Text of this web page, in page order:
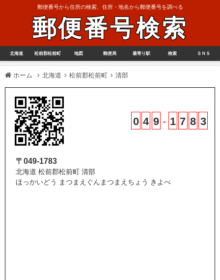
郵便番号から住所の検索、住所・地名から郵便番号を調べる
郵便番号検索
北海道 松前郡松前町 地図 郵便局 最寄り駅 検索 ＳＮＳ
ホーム 北海道 松前郡松前町 清部
0 4 9 - 1 7 8 3
〒049-1783
北海道 松前郡松前町 清部
ほっかいどう まつまえぐんまつまえちょう きよべ